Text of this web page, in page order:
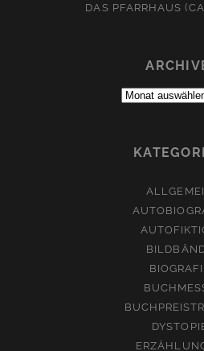
DAS PFARRHAUS
Archive: